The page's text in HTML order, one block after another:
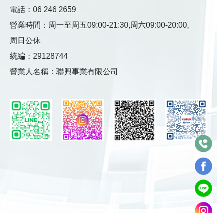
電話： 06 246 2659
營業時間： 周一至周五09:00-21:30,周六09:00-20:00,
周日公休
統編：29128744
營業人名稱：聯興事業有限公司